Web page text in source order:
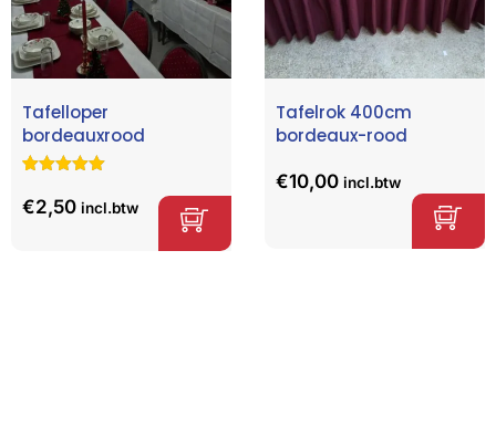
Tafelloper
bordeauxrood
5.00 op 5
gebaseerd
€2,50 incl.btw
Tafelrok 400cm
bordeaux-rood
€10,00 incl.btw